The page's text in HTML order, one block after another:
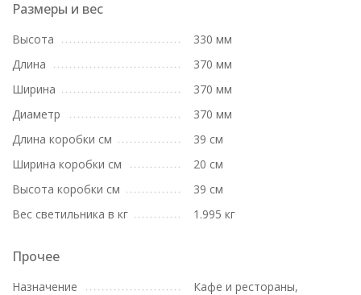
Размеры и вес
Высота
330 мм
Длина
370 мм
Ширина
370 мм
Диаметр
370 мм
Длина коробки см
39 см
Ширина коробки см
20 см
Высота коробки см
39 см
Вес светильника в кг
1.995 кг
Прочее
Назначение
Кафе и рестораны,